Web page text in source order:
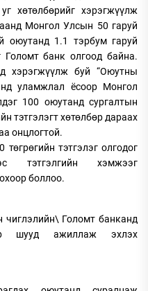
хөтөлбөрийг хэрэгжүүлж
Монгол Улсын 50 гаруй
оюутанд 1.1 тэрбум гаруй
Голомт банк олгоод байна.
хэрэгжүүлж буй “Оюутны
уламжлал ёсоор Монгол
100 оюутанд сургалтын
тэтгэлэгт хөтөлбөр дараах
онцлогтой.
тэтгэлэг олгодог
хэмжээг
боллоо.
чиглэлийн\ Голомт банканд
шууд ажиллаж эхлэх